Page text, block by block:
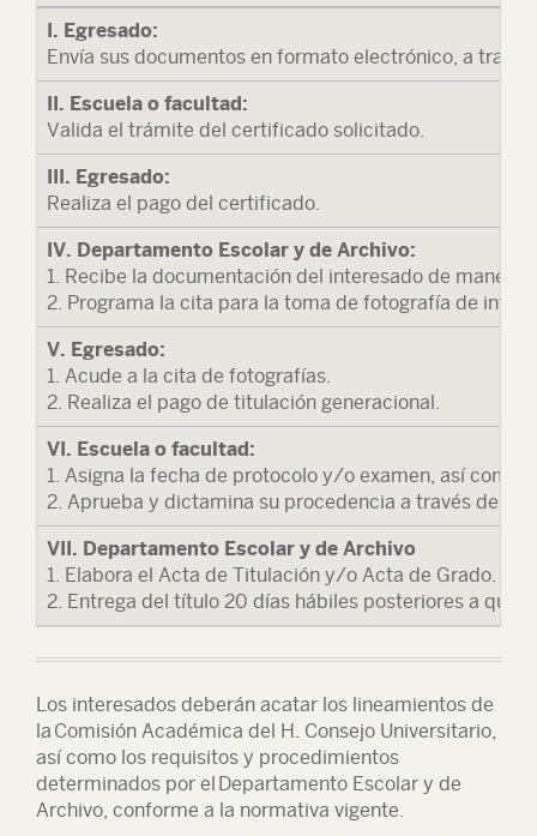
I. Egresado:
Envía sus documentos en formato electrónico, a
II. Escuela o facultad:
Valida el trámite del certificado solicitado.
III. Egresado:
Realiza el pago del certificado.
IV. Departamento Escolar y de Archivo:
1. Recibe la documentación del interesado de
2. Programa la cita para la toma de fotografía de
V. Egresado:
1. Acude a la cita de fotografías.
2. Realiza el pago de titulación generacional.
VI. Escuela o facultad:
1. Asigna la fecha de protocolo y/o examen, así como
2. Aprueba y dictamina su procedencia a través del
VII. Departamento Escolar y de Archivo
1. Elabora el Acta de Titulación y/o Acta de Grado.
2. Entrega del título 20 días hábiles posteriores a que
Los interesados deberán acatar los lineamientos de
la Comisión Académica del H. Consejo Universitario,
así como los requisitos y procedimientos
determinados por el Departamento Escolar y de
Archivo, conforme a la normativa vigente.